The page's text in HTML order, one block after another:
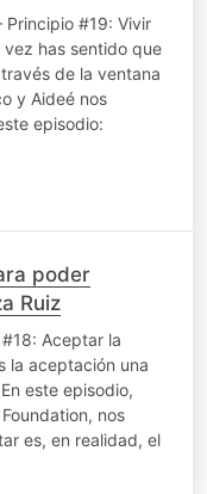
Principio #19: Vivir
has sentido que
de la ventana
y Aideé nos
episodio:
poder
Ruiz
Aceptar la
la aceptación una
este episodio,
nos
es, en realidad, el